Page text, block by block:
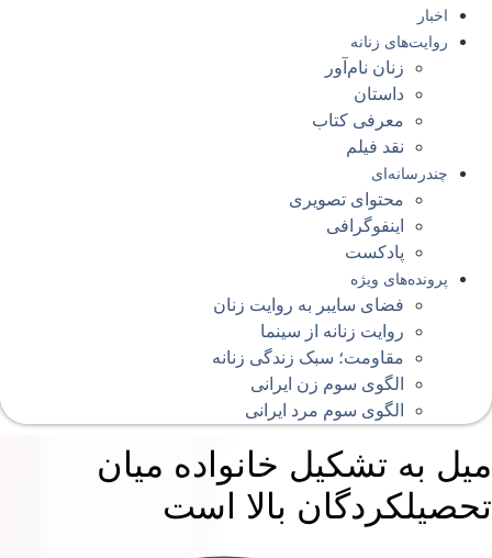
اخبار
روایت‌های زنانه
زنان نام‌آور
داستان
معرفی کتاب
نقد فیلم
چندرسانه‌ای
محتوای تصویری
اینفوگرافی
پادکست
پرونده‌های ویژه
فضای سایبر به روایت زنان
روایت زنانه از سینما
مقاومت؛ سبک زندگی زنانه
الگوی سوم زن ایرانی
الگوی سوم مرد ایرانی
به تشکیل خانواده میان
بالا است